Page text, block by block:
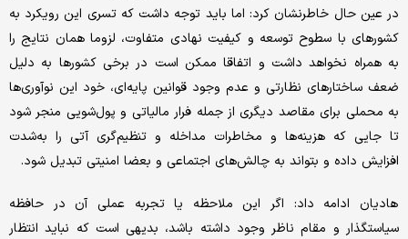
در عین حال خاطرنشان کرد: اما باید توجه داشت که تسری این رویکرد به
کشورهای با سطوح توسعه و کیفیت نهادی متفاوت، لزوما همان نتایج را
به همراه نخواهد داشت و اتفاقا ممکن است در برخی کشورها به دلیل
ضعف ساختارهای نظارتی و عدم وجود قوانین پایه‌ای، خود این نوآوری‌ها
به محملی برای مقاصد دیگری از جمله فرار مالیاتی و پول‌شویی منجر شود
تا جایی که هزینه‌ها و مخاطرات مداخله و تنظیم‌گری آتی را به‌شدت
افزایش داده و بتواند به چالش‌های اجتماعی و بعضا امنیتی تبدیل شود.
هادیان ادامه داد: اگر این ملاحظه یا تجربه عملی آن در حافظه
سیاستگذار و مقام ناظر وجود داشته باشد، بدیهی است که نباید انتظار